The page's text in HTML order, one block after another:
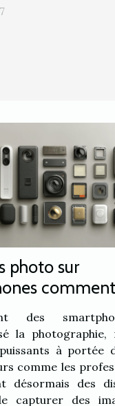
photo sur
comment
une qualité
des
la photographie,
à portée
comme les
désormais des
capturer des